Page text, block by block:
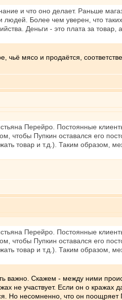
и что оно делает. Раньше
Более чем уверен, что
Деньги - это плата за
чьё мясо и продаётся,
Перейро. Постоянные
чтобы Пупкин оставался его
товар и т.д.). Таким образом,
Перейро. Постоянные
чтобы Пупкин оставался его
товар и т.д.). Таким образом,
важно. Скажем - между ними
не участвует. Если он о кражах
Но несомненно, что он поощряет